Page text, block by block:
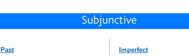
Past
Imperfect